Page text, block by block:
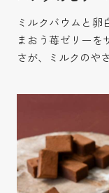
ミルクバウムと卵
まおう苺ゼリーを
さが、ミルクのや